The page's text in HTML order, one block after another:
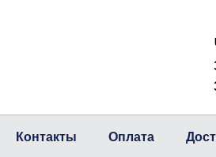
Контакты Оплата